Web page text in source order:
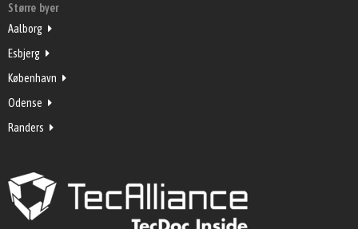
Større byer
Aalborg
Esbjerg
København
Odense
Randers